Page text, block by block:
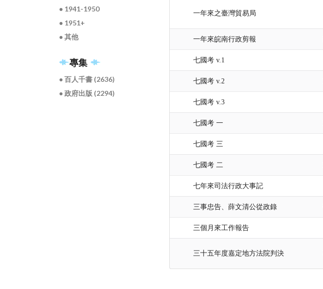
● 1941-1950
● 1951+
● 其他
專集
● 百人千書 (2636)
● 政府出版 (2294)
一年來之臺灣貿易局
一年來皖南行政剪報
七國考 v.1
七國考 v.2
七國考 v.3
七國考 一
七國考 三
七國考 二
七年來司法行政大事記
三事忠告、薛文清公從政錄
三個月來工作報告
三十五年度嘉定地方法院判決